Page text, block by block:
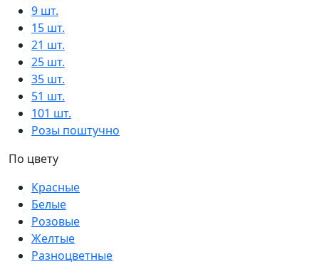
9 шт.
15 шт.
21 шт.
25 шт.
35 шт.
51 шт.
101 шт.
Розы поштучно
По цвету
Красные
Белые
Розовые
Желтые
Разноцветные